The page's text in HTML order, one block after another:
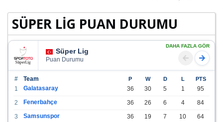
SÜPER LİG PUAN DURUMU
Süper Lig
Puan Durumu
DAHA FAZLA GÖR
# Team P W D L PTS
1 Galatasaray 36 30 5 1
95
2
Fenerbahçe 36 26 6 4
84
3
Samsunspor 36 19 7 10
64